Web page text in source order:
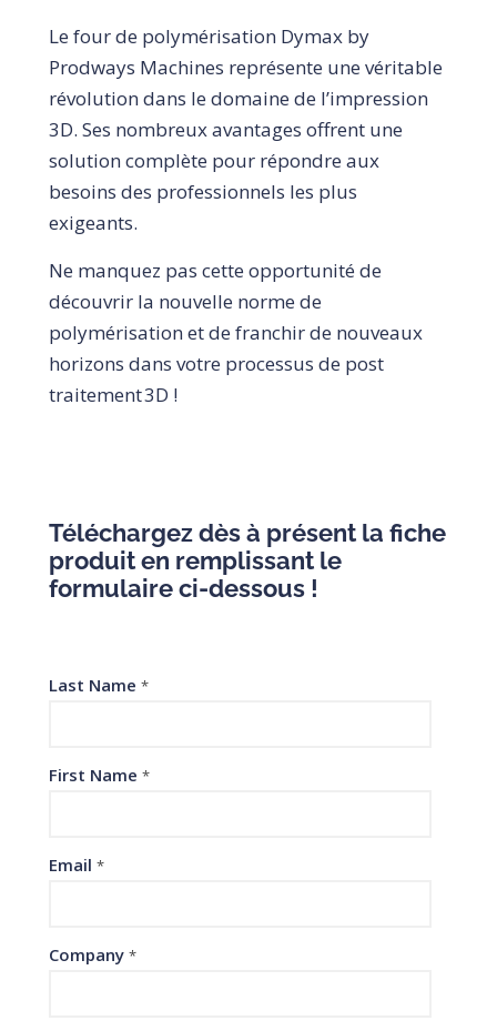
Le four de polymérisation Dymax by
Prodways Machines représente une véritable
révolution dans le domaine de l’impression
3D. Ses nombreux avantages offrent une
solution complète pour répondre aux
besoins des professionnels les plus
exigeants.
Ne manquez pas cette opportunité de
découvrir la nouvelle norme de
polymérisation et de franchir de nouveaux
horizons dans votre processus de post
traitement 3D !
Téléchargez dès à présent la fiche
produit en remplissant le
formulaire ci-dessous !
Last Name *
First Name *
Email *
Company *